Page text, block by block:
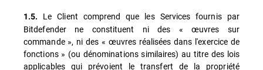
1.5.
Le Client comprend que les Services fournis par
Bitdefender ne constituent ni des « œuvres sur
commande », ni des « œuvres réalisées dans l'exercice de
fonctions » (ou dénominations similaires) au titre des lois
applicables qui prévoient le transfert de la propriété